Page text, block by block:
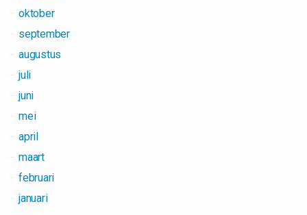
oktober
september
augustus
juli
juni
mei
april
maart
februari
januari